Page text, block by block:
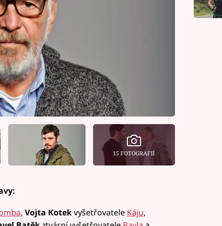
15 FOTOGRAFIÍ
, Vojta Kotekvyšetřovatele Káju,